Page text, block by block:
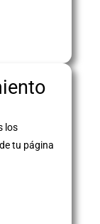
los
tu página